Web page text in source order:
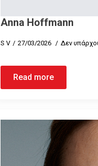
Anna Hoffmann
S V 27/03/2026 Δεν
Read more